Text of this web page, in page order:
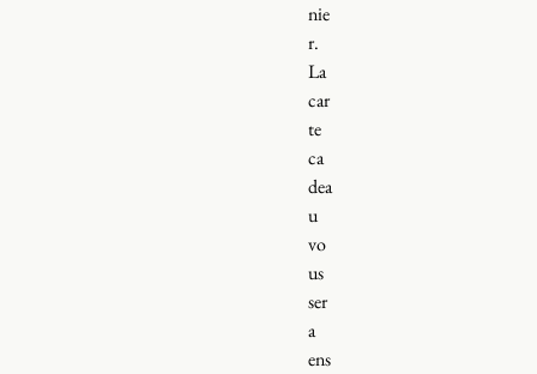
nie
r.
La
car
te
ca
dea
u
vo
us
ser
a
ens